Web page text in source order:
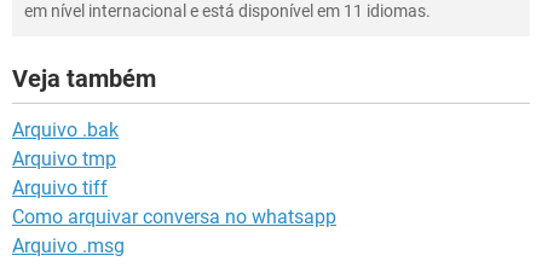
em nível internacional e está disponível em 11 idiomas.
Veja também
Arquivo .bak
Arquivo tmp
Arquivo tiff
Como arquivar conversa no whatsapp
Arquivo .msg